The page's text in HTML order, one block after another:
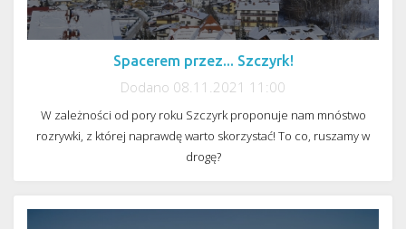
Spacerem przez... Szczyrk!
Dodano 08.11.2021 11:00
W zależności od pory roku Szczyrk proponuje nam mnóstwo
rozrywki, z której naprawdę warto skorzystać! To co, ruszamy w
drogę?